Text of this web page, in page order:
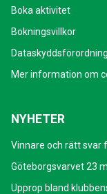
Boka aktivitet
Bokningsvillkor
Mer information om
NYHETER
Vinnare och rätt svar
Göteborgsvarvet 23
Upprop bland